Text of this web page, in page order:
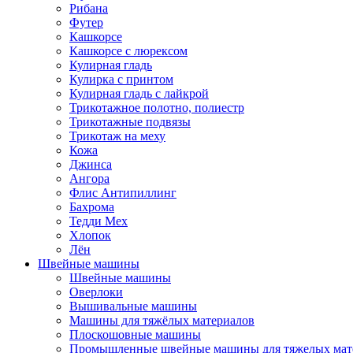
Рибана
Футер
Кашкорсе
Кашкорсе с люрексом
Кулирная гладь
Кулирка с принтом
Кулирная гладь с лайкрой
Трикотажное полотно, полиестр
Трикотажные подвязы
Трикотаж на меху
Кожа
Джинса
Ангора
Флис Антипиллинг
Бахрома
Тедди Мех
Хлопок
Лён
Швейные машины
Швейные машины
Оверлоки
Вышивальные машины
Машины для тяжёлых материалов
Плоскошовные машины
Промышленные швейные машины для тяжелых